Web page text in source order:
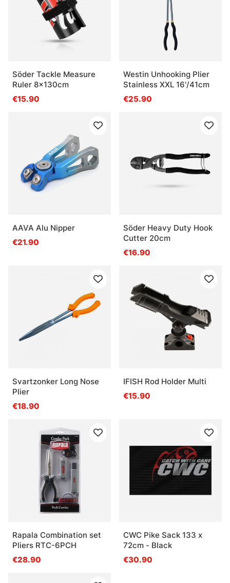
Söder Tackle Measure
Ruler 8x130cm
€15.90
Westin Unhooking Plier
Stainless XXL 16'/41cm
€25.90
AAVA Alu Nipper
€21.90
Söder Heavy Duty Hook
Cutter 20cm
€16.90
Svartzonker Long Nose
Plier
€18.90
IFISH Rod Holder Multi
€15.90
Rapala Combination set
Pliers RTC-6PCH
€28.90
CWC Pike Sack 133 x
72cm - Black
€30.90